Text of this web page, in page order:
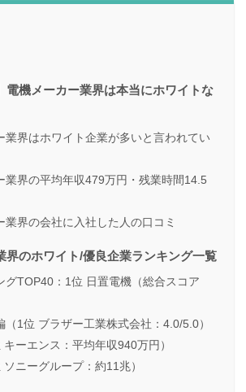
電機メーカー業界は本当にホワイトな
業界はホワイト企業が多いと言われてい
業界の平均年収479万円・残業時間14.5
業界の会社に入社した人の口コミ
界のホワイト/優良企業ランキング一覧
グTOP40：1位 日置電機（総合スコア
（1位 ブラザー工業株式会社：4.0/5.0）
ーエンス：平均年収940万円）
ニーグループ：約11兆）